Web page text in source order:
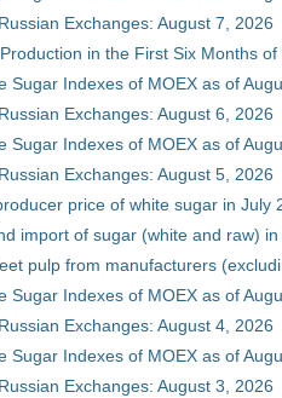
Exchanges: August 7, 2026
in the First Six Months of
Sugar Indexes of MOEX as of
Exchanges: August 6, 2026
Sugar Indexes of MOEX as of
Exchanges: August 5, 2026
price of white sugar in July
import of sugar (white and raw)
pulp from manufacturers
Sugar Indexes of MOEX as of
Exchanges: August 4, 2026
Sugar Indexes of MOEX as of
Exchanges: August 3, 2026